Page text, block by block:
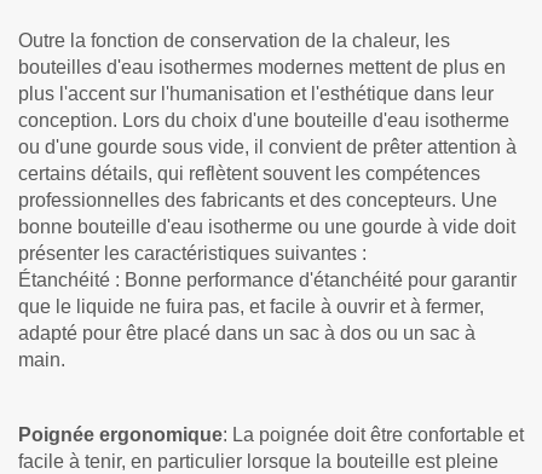
Outre la fonction de conservation de la chaleur, les
bouteilles d'eau isothermes modernes mettent de plus en
plus l'accent sur l'humanisation et l'esthétique dans leur
conception. Lors du choix d'une bouteille d'eau isotherme
ou d'une gourde sous vide, il convient de prêter attention à
certains détails, qui reflètent souvent les compétences
professionnelles des fabricants et des concepteurs. Une
bonne bouteille d'eau isotherme ou une gourde à vide doit
présenter les caractéristiques suivantes :
Étanchéité : Bonne performance d'étanchéité pour garantir
que le liquide ne fuira pas, et facile à ouvrir et à fermer,
adapté pour être placé dans un sac à dos ou un sac à
main.
Poignée ergonomique: La poignée doit être confortable et
facile à tenir, en particulier lorsque la bouteille est pleine